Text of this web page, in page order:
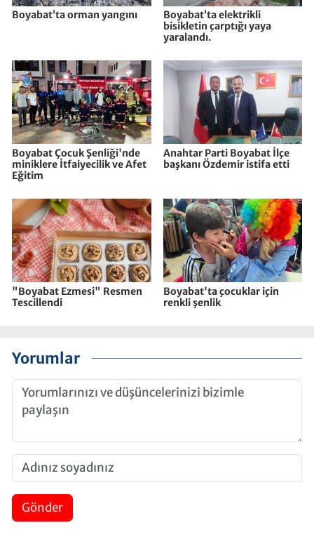
Boyabat’ta orman yangını
Boyabat’ta elektrikli
bisikletin çarptığı yaya
yaralandı.
Boyabat Çocuk Şenliği'nde
miniklere İtfaiyecilik ve Afet
Eğitim
Anahtar Parti Boyabat İlçe
başkanı Özdemir istifa etti
"Boyabat Ezmesi" Resmen
Tescillendi
Boyabat'ta çocuklar için
renkli şenlik
Yorumlar
Gönder